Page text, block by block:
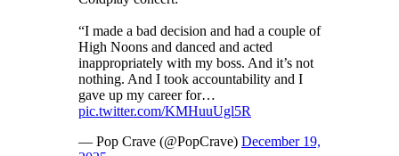
“I made a bad decision and had a couple of
High Noons and danced and acted
inappropriately with my boss. And it’s not
nothing. And I took accountability and I
gave up my career for…
pic.twitter.com/KMHuuUgl5R
— Pop Crave (@PopCrave) December 19,